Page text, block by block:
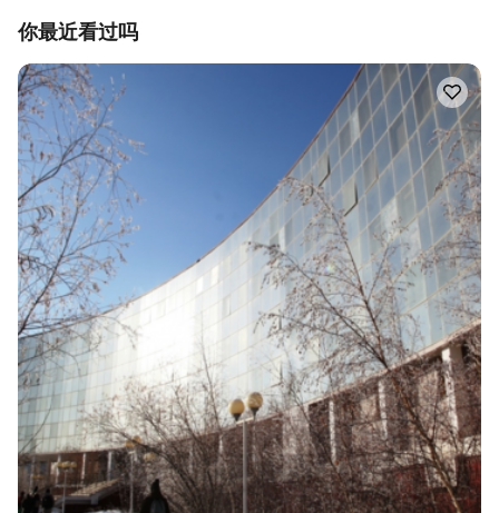
你最近看过吗